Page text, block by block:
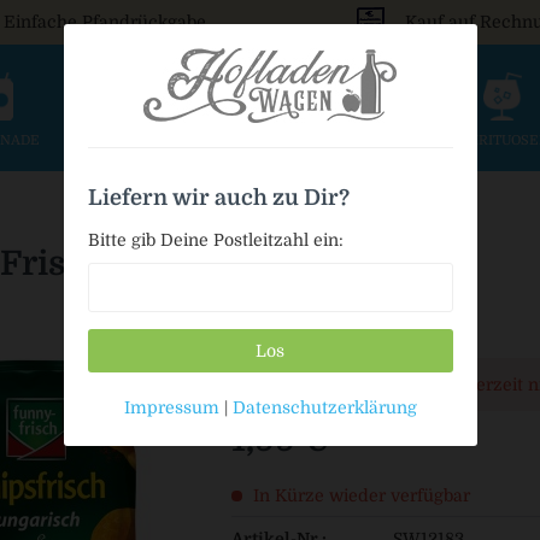
Einfache Pfandrückgabe Kauf auf
Chips - Ungarisch
Dieser Artikel steht derzeit
1,99 € *
In Kürze wieder verfügbar
Liefern wir auch zu Dir?
Bitte gib Deine Postleitzahl ein:
Los
Impressum | Datenschutzerklärung